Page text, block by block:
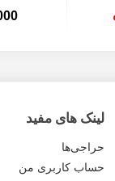
لینک های مفید
حراجی‌ها
حساب کاربری من